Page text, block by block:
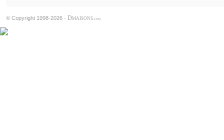
© Copyright 1998-2026 - DMAISONS .COM